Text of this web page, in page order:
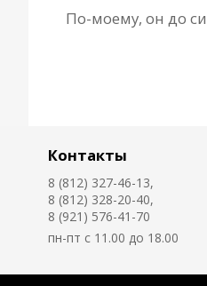
По-моему, он до
Контакты
8 (812) 327-46-13,
8 (812) 328-20-40,
8 (921) 576-41-70
пн-пт с 11.00 до 18.00